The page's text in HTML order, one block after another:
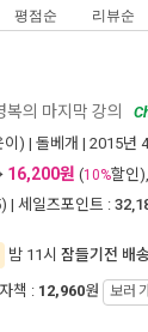
평점순 리뷰순
복의 마지막 강의
이) | 돌베개 | 2015년
16,200원 (10%할인
) | 세일즈포인트 :
밤 11시 잠들기전 배송
책 : 12,960원 보러